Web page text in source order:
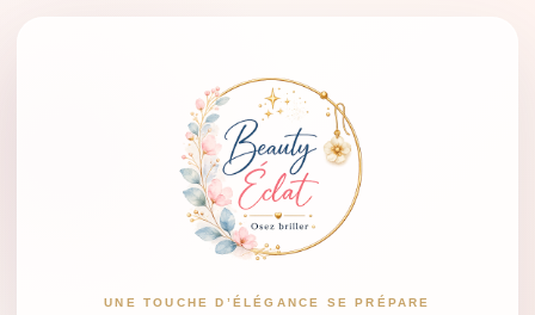
UNE TOUCHE D’ÉLÉGANCE SE PRÉPARE